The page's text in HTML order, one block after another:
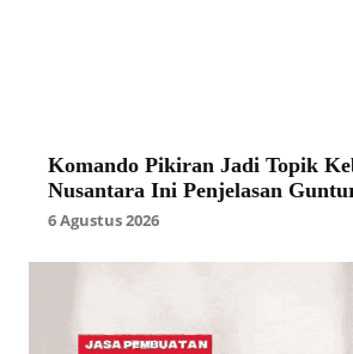
Komando Pikiran Jadi Topik
Nusantara Ini Penjelasan
6 Agustus 2026